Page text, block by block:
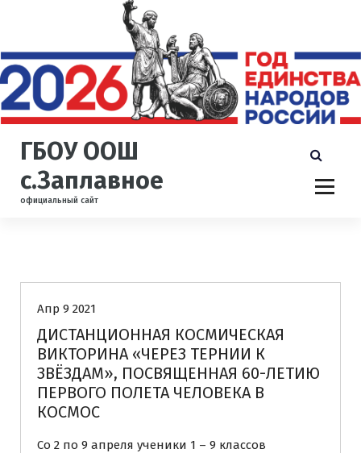
е
й
т
и
ГБОУ ООШ
с.Заплавное
официальный сайт
Апр 9 2021
ДИСТАНЦИОННАЯ КОСМИЧЕСКАЯ
ВИКТОРИНА «ЧЕРЕЗ ТЕРНИИ К
ЗВЁЗДАМ», ПОСВЯЩЕННАЯ 60-ЛЕТИЮ
ПЕРВОГО ПОЛЕТА ЧЕЛОВЕКА В
КОСМОС
Со 2 по 9 апреля ученики 1 – 9 классов